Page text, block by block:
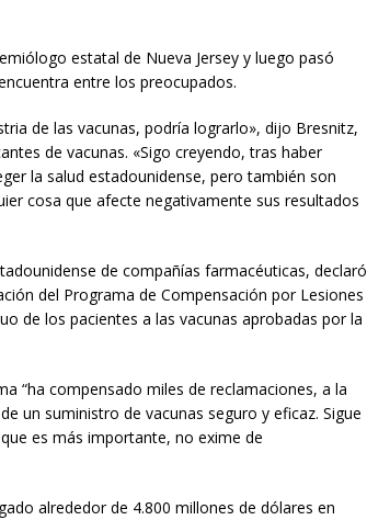
estatal de Nueva Jersey y luego pasó
entre los preocupados.
de las vacunas, podría lograrlo», dijo Bresnitz,
de vacunas. «Sigo creyendo, tras haber
la salud estadounidense, pero también son
cosa que afecte negativamente sus resultados
de compañías farmacéuticas, declaró
del Programa de Compensación por Lesiones
de los pacientes a las vacunas aprobadas por la
“ha compensado miles de reclamaciones, a la
un suministro de vacunas seguro y eficaz. Sigue
es más importante, no exime de
alrededor de 4.800 millones de dólares en